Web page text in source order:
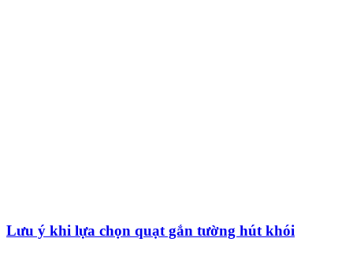
Lưu ý khi lựa chọn quạt gắn tường hút khói